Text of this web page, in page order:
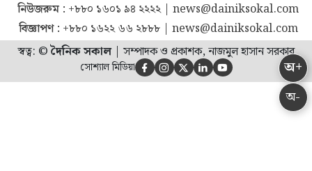
অ-
অ+
নিউজরুম : +৮৮০ ১৬০১ ৯৪ ২২২২| news@dainiksokal.com
বিজ্ঞাপণ : +৮৮০ ১৬২২ ৬৬ ২৮৮৮| news@dainiksokal.com
স্বত্ব: ©দৈনিক সকাল| সম্পাদক ও প্রকাশক, নাজমুল হাসান সরকার
সোশ্যাল মিডিয়া     